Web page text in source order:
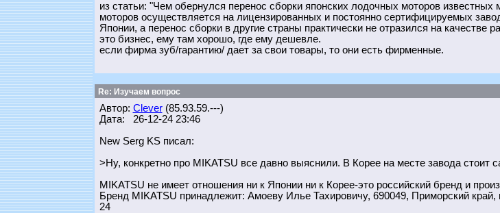
из статьи: "Чем обернулся перенос сборки японских лодочных моторов
моторов осуществляется на лицензированных и постоянно сертифицируемых
Японии, а перенос сборки в другие страны практически не отразился на качестве
это бизнес, ему там хорошо, где ему дешевле.
если фирма зуб/гарантию/ дает за свои товары, то они есть фирменные.
Re: Изучаем вопрос
Автор: Clever(85.93.59.---)
Дата: 26-12-24 23:46
New Serg KS писал:
>Ну, конкретно про MIKATSU все давно выяснили. В Корее на месте завода стоит
MIKATSU не имеет отношения ни к Японии ни к Корее-это российский бренд и
Бренд MIKATSU принадлежит: Амоеву Илье Тахировичу, 690049, Приморский край,
24